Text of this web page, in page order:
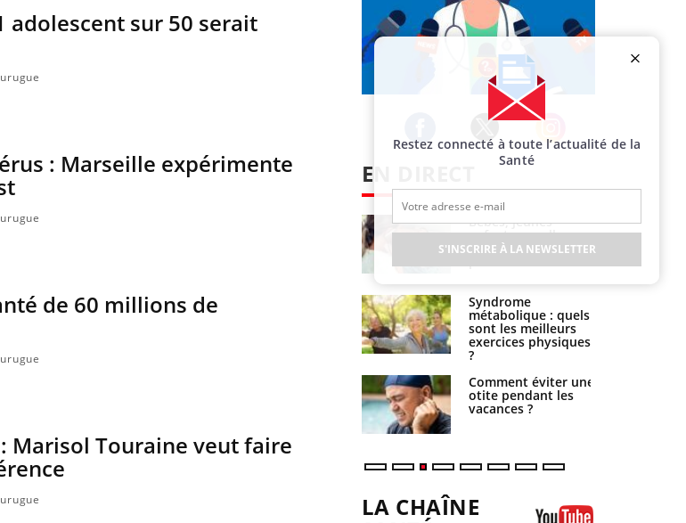
adolescent sur 50 serait
: Marseille expérimente
de 60 millions de
Marisol Touraine veut faire
Facebook Twitter Instagram
EN DIRECT
Les crises d’angoisse
Fatigue en vacances
: normal ou signe
Bébés, jeunes
enfants : quelle
trousse à pharmacie
Syndrome
métabolique : quels
sont les meilleurs
exercices physiques
?
Comment éviter une
otite pendant les
vacances ?
LA CHAÎNE
Restez connecté à toute l’actualité de la
Santé
S'INSCRIRE À LA NEWSLETTER